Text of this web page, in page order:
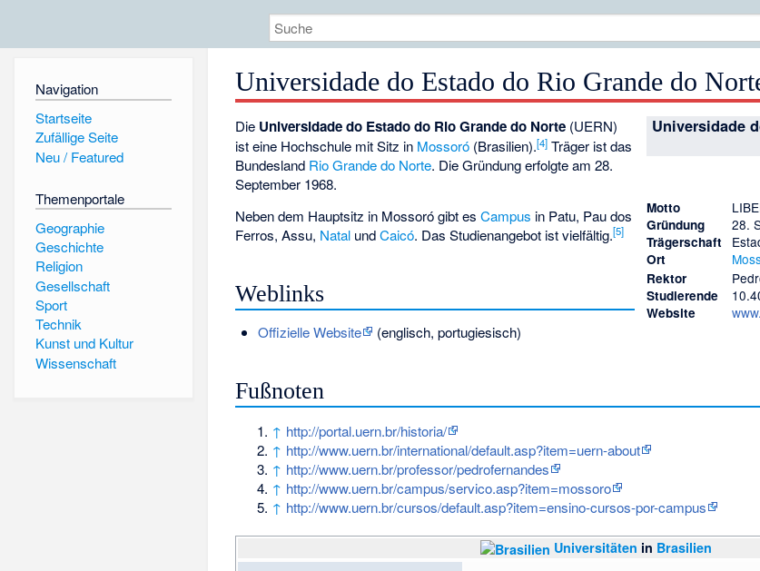
Navigation
Startseite
Zufällige Seite
Neu / Featured
Themenportale
Geographie
Geschichte
Religion
Gesellschaft
Sport
Technik
Kunst und Kultur
Wissenschaft
Universidade do Estado do Rio Grande do
Universidade
Motto
Gründung 28.
Trägerschaft
Ort
Rektor
Studierende
Website
Die Universidade do Estado do Rio Grande do Norte (UERN)
ist eine Hochschule mit Sitz in Mossoró (Brasilien).[4] Träger ist das
Bundesland Rio Grande do Norte. Die Gründung erfolgte am 28.
September 1968.
Neben dem Hauptsitz in Mossoró gibt esCampus in Patu, Pau dos
Ferros,Assu, Natal undCaicó. Das Studienangebot ist vielfältig.[5]
Weblinks
Offizielle Website (englisch, portugiesisch)
Fußnoten
↑ http://portal.uern.br/historia/
↑ http://www.uern.br/international/default.asp?item=uern-about
↑ http://www.uern.br/professor/pedrofernandes
↑ http://www.uern.br/campus/servico.asp?item=mossoro
↑ http://www.uern.br/cursos/default.asp?item=ensino-cursos-por-campus
Universitäten in Brasilien